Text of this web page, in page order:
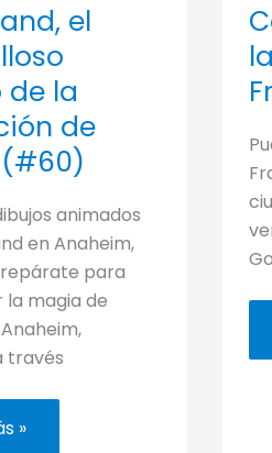
el
de la
de
(#60)
animados
en Anaheim,
para
magia de
través
»